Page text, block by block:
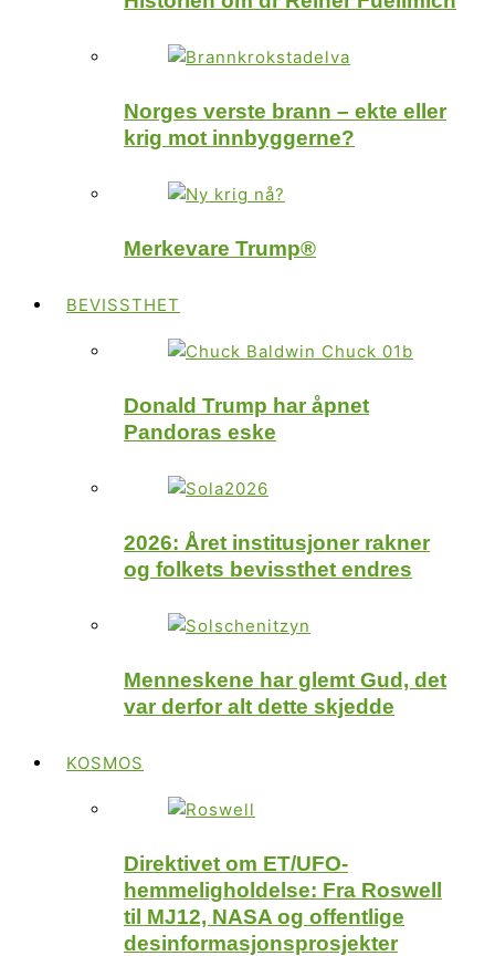
Norges verste brann – ekte eller
krig mot innbyggerne?
Merkevare Trump®
BEVISSTHET
Donald Trump har åpnet
Pandoras eske
2026: Året institusjoner rakner
og folkets bevissthet endres
Menneskene har glemt Gud, det
var derfor alt dette skjedde
KOSMOS
Direktivet om ET/UFO-
hemmeligholdelse: Fra Roswell
til MJ12, NASA og offentlige
desinformasjonsprosjekter